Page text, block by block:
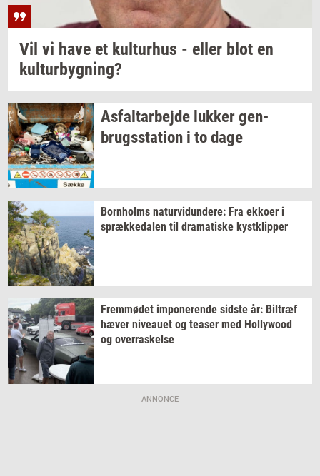
Vil vi have et kul­tur­hus - eller blot en
kul­tur­byg­ning?
As­fal­t­ar­bej­de luk­kergen­
brugs­sta­tion i to dage
Born­holms na­tur­vi­dun­de­re: Fra ek­ko­er i
spræk­ke­da­len til dra­ma­ti­ske kyst­klip­per
Frem­mø­det im­po­ne­ren­de sid­ste år: Bil­træf
hæver ni­veau­et og tea­ser med Hol­lywood
og over­ra­skel­se
ANNONCE